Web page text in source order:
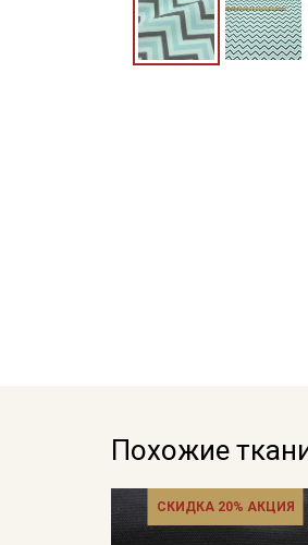
Похожие
СКИДКА 20% АКЦИЯ